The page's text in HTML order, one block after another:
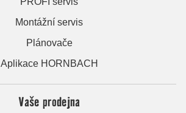
Montážní servis
Plánovače
Aplikace HORNBACH
Vaše prodejna